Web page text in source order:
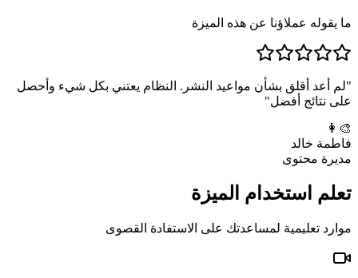
ما يقوله عملاؤنا عن هذه الميزة
"لم أعد أقلق بشأن مواعيد النشر. النظام يعتني بكل شيء وأحصل
على نتائج أفضل"
👩‍🎨
فاطمة خالد
مديرة محتوى
تعلم استخدام الميزة
موارد تعليمية لمساعدتك على الاستفادة القصوى